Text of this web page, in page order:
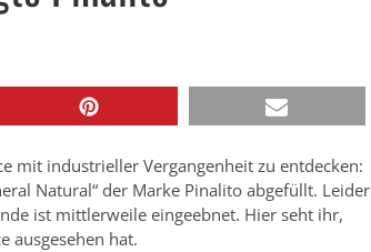
mit industrieller Vergangenheit zu entdecken:
Natural“ der Marke Pinalito abgefüllt. Leider
ist mittlerweile eingeebnet. Hier seht ihr,
ausgesehen hat.